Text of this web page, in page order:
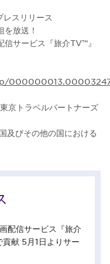
スリリース
放送！
サービス『旅介TV™』
京トラベルパートナーズ
びその他の国における
配信サービス『旅介
献 5月1日よりサー